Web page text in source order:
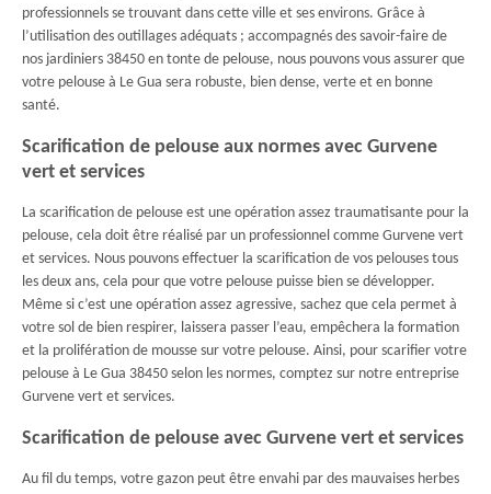
professionnels se trouvant dans cette ville et ses environs. Grâce à
l’utilisation des outillages adéquats ; accompagnés des savoir-faire de
nos jardiniers 38450 en tonte de pelouse, nous pouvons vous assurer que
votre pelouse à Le Gua sera robuste, bien dense, verte et en bonne
santé.
Scarification de pelouse aux normes avec Gurvene
vert et services
La scarification de pelouse est une opération assez traumatisante pour la
pelouse, cela doit être réalisé par un professionnel comme Gurvene vert
et services. Nous pouvons effectuer la scarification de vos pelouses tous
les deux ans, cela pour que votre pelouse puisse bien se développer.
Même si c’est une opération assez agressive, sachez que cela permet à
votre sol de bien respirer, laissera passer l’eau, empêchera la formation
et la prolifération de mousse sur votre pelouse. Ainsi, pour scarifier votre
pelouse à Le Gua 38450 selon les normes, comptez sur notre entreprise
Gurvene vert et services.
Scarification de pelouse avec Gurvene vert et services
Au fil du temps, votre gazon peut être envahi par des mauvaises herbes